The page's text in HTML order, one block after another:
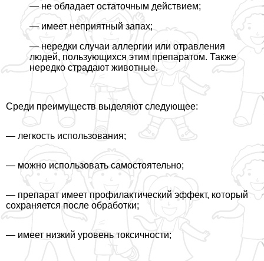
— не обладает остаточным действием;
— имеет неприятный запах;
— нередки случаи аллергии или отравления
людей, пользующихся этим препаратом. Также
нередко страдают животные.
Среди преимуществ выделяют следующее:
— легкость использования;
— можно использовать самостоятельно;
— препарат имеет профилактический эффект, который
сохраняется после обработки;
— имеет низкий уровень токсичности;